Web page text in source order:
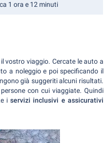
1 ora e 12 minuti
vostro viaggio. Cercate le auto a
a noleggio e poi specificando il
già suggeriti alcuni risultati.
con cui viaggiate. Quindi
iservizi inclusivi e assicurativi